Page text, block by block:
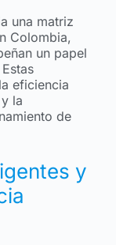
una matriz
Colombia,
un papel
eficiencia
la
de
y